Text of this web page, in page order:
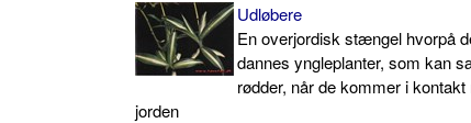
Udløbere
En overjordisk stængel hvorpå
dannes yngleplanter, som kan
rødder, når de kommer i kontakt
jorden